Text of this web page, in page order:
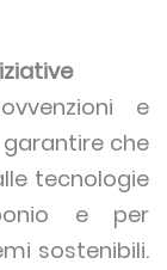
e
che
tecnologie
e per
sostenibili.